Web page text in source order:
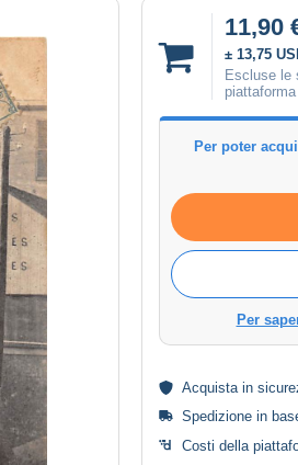
11,90
± 13,75
Escluse le
piattaforma
Per poter
Per
Acquista in
Spedizione in
Costi della